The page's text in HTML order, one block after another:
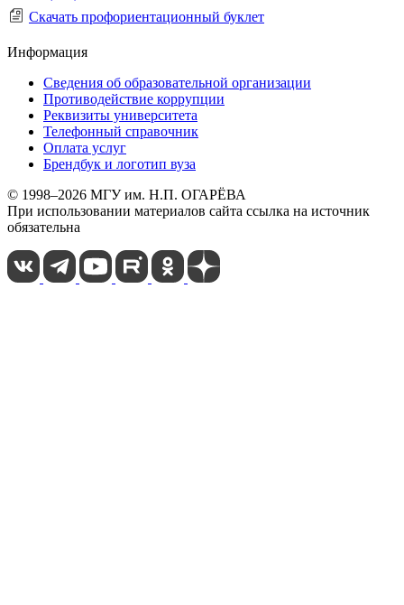
Скачать профориентационный буклет
Информация
Сведения об образовательной организации
Противодействие коррупции
Реквизиты университета
Телефонный справочник
Оплата услуг
Брендбук и логотип вуза
© 1998–2026 МГУ им. Н.П. ОГАРЁВА
При использовании материалов сайта ссылка на источник
обязательна